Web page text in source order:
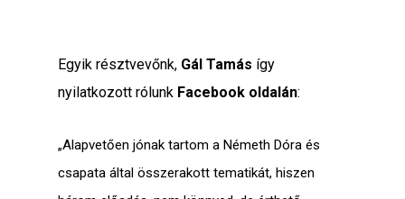
Egyik résztvevőnk, Gál Tamás így
nyilatkozott rólunk Facebook oldalán:
„Alapvetően jónak tartom a Németh Dóra és
csapata által összerakott tematikát, hiszen